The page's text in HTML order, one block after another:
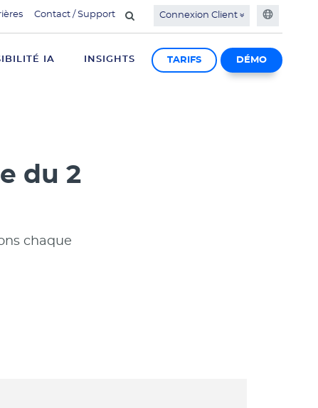
Contact / Support Connexion Client
IA INSIGHTS TARIFS DÉMO
du 2
chaque